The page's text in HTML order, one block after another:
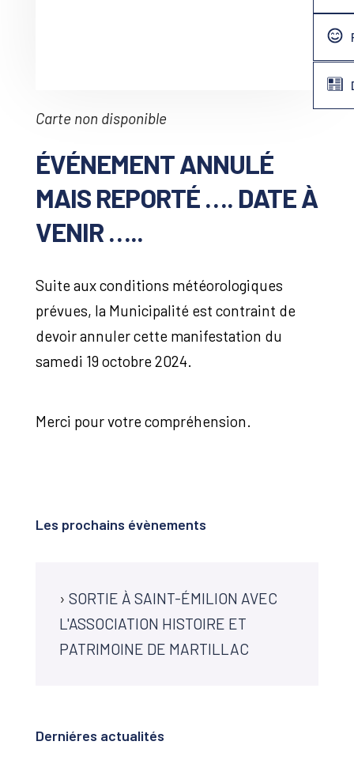
Carte non disponible
ÉVÉNEMENT ANNULÉ
MAIS REPORTÉ …. DATE À
VENIR …..
Suite aux conditions météorologiques
prévues, la Municipalité est contraint de
devoir annuler cette manifestation du
samedi 19 octobre 2024.
Merci pour votre compréhension.
Les prochains évènements
› SORTIE À SAINT-ÉMILION AVEC
L'ASSOCIATION HISTOIRE ET
PATRIMOINE DE MARTILLAC
Derniéres actualités